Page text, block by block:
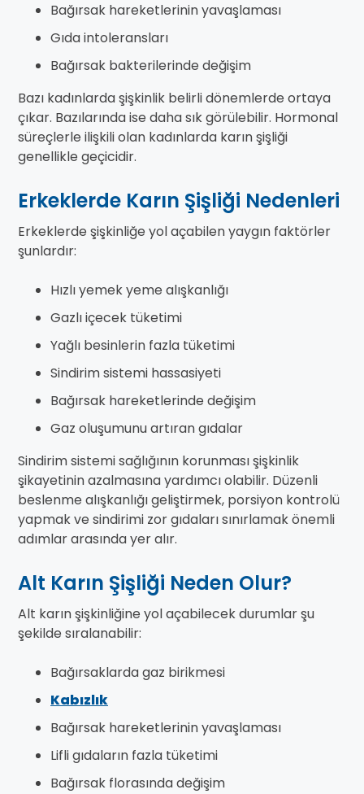
Bağırsak hareketlerinin yavaşlaması
Gıda intoleransları
Bağırsak bakterilerinde değişim
Bazı kadınlarda şişkinlik belirli dönemlerde ortaya
çıkar. Bazılarında ise daha sık görülebilir. Hormonal
süreçlerle ilişkili olan kadınlarda karın şişliği
genellikle geçicidir.
Erkeklerde Karın Şişliği Nedenleri
Erkeklerde şişkinliğe yol açabilen yaygın faktörler
şunlardır:
Hızlı yemek yeme alışkanlığı
Gazlı içecek tüketimi
Yağlı besinlerin fazla tüketimi
Sindirim sistemi hassasiyeti
Bağırsak hareketlerinde değişim
Gaz oluşumunu artıran gıdalar
Sindirim sistemi sağlığının korunması şişkinlik
şikayetinin azalmasına yardımcı olabilir. Düzenli
beslenme alışkanlığı geliştirmek, porsiyon kontrolü
yapmak ve sindirimi zor gıdaları sınırlamak önemli
adımlar arasında yer alır.
Alt Karın Şişliği Neden Olur?
Alt karın şişkinliğine yol açabilecek durumlar şu
şekilde sıralanabilir:
Bağırsaklarda gaz birikmesi
Kabızlık
Bağırsak hareketlerinin yavaşlaması
Lifli gıdaların fazla tüketimi
Bağırsak florasında değişim